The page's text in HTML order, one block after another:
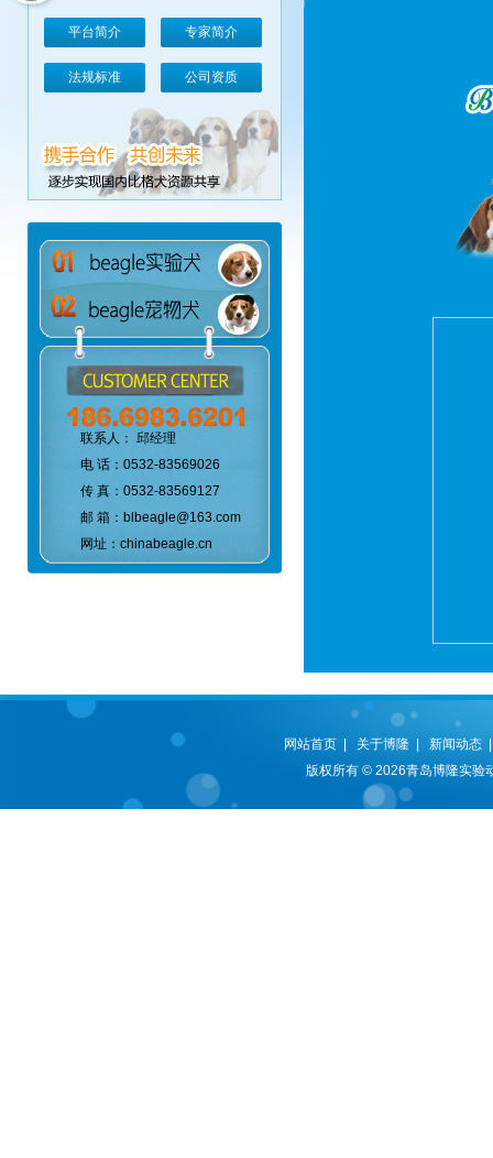
平台简介 专家简介
法规标准 公司资质
联系人： 邱经理
电 话：0532-83569026
传 真：0532-83569127
邮 箱：blbeagle@163.com
网址：chinabeagle.cn
网站首页 关于博隆 |新闻动态
版权所有 © 2026青岛博隆实验